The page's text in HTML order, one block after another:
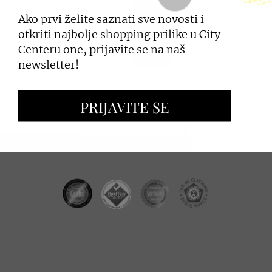
PRIJAVI SE
ZAKUP PROSTORA
OGLAŠAVANJE I PROMOCIJE
Ako prvi želite saznati sve novosti i
otkriti najbolje shopping prilike u City
Centeru one, prijavite se na naš
newsletter!
PRIJAVITE SE